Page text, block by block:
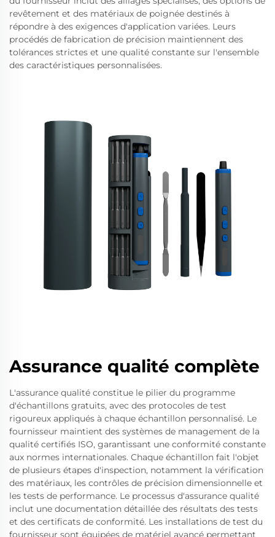
revêtement et des matériaux de poignée destinés à
répondre à des exigences d'application variées. Leurs
procédés de fabrication de précision maintiennent des
tolérances strictes et une qualité constante sur l'ensemble
des caractéristiques personnalisées.
Assurance qualité complète
L'assurance qualité constitue le pilier du programme
d'échantillons gratuits, avec des protocoles de test
rigoureux appliqués à chaque échantillon personnalisé. Le
fournisseur maintient des systèmes de management de la
qualité certifiés ISO, garantissant une conformité constante
aux normes internationales. Chaque échantillon fait l'objet
de plusieurs étapes d'inspection, notamment la vérification
des matériaux, les contrôles de précision dimensionnelle et
les tests de performance. Le processus d'assurance qualité
inclut une documentation détaillée des résultats des tests
et des certificats de conformité. Les installations de test du
fournisseur sont équipées de matériel avancé permettant